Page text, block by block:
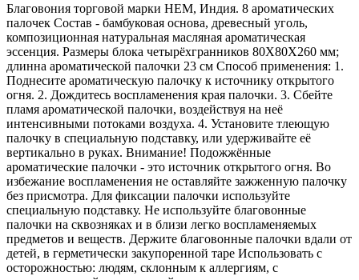
Благовония торговой марки HEM, Индия. 8 ароматических
палочек Состав - бамбуковая основа, древесный уголь,
композиционная натуральная масляная ароматическая
эссенция. Размеры блока четырёхгранников 80Х80Х260 мм;
длинна ароматической палочки 23 см Способ применения: 1.
Поднесите ароматическую палочку к источнику открытого
огня. 2. Дождитесь воспламенения края палочки. 3. Сбейте
пламя ароматической палочки, воздействуя на неё
интенсивными потоками воздуха. 4. Установите тлеющую
палочку в специальную подставку, или удерживайте её
вертикально в руках. Внимание! Подожжённые
ароматические палочки - это источник открытого огня. Во
избежание воспламенения не оставляйте зажженную палочку
без присмотра. Для фиксации палочки используйте
специальную подставку. Не используйте благовонные
палочки на сквозняках и в близи легко воспламеняемых
предметов и веществ. Держите благовонные палочки вдали от
детей, в герметически закупоренной таре Использовать с
осторожностью: людям, склонным к аллергиям, с